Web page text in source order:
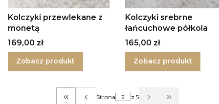
Kolczyki przewlekane z
monetą
Cena
169,00 zł
Zobacz produkt
Kolczyki srebrne
łańcuchowe półkola
Cena
165,00 zł
Zobacz produkt
Wróć do pierwszej strony z produktami
Strona z 5 Przejdź do